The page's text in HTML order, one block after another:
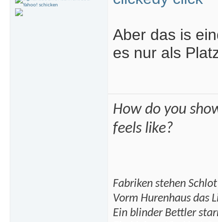
Aber das is
es nur als
How do you
feels like?
Fabriken stehen
Vorm Hurenhaus das
Ein blinder Bettler